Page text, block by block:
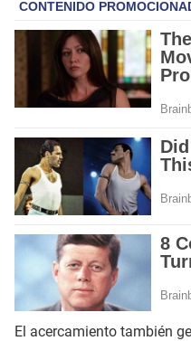
El acercamiento también